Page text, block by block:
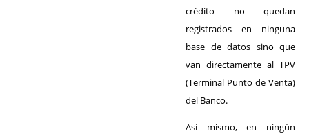
crédito no quedan
registrados en ninguna
base de datos sino que
van directamente al TPV
(Terminal Punto de Venta)
del Banco.
Así mismo, en ningún